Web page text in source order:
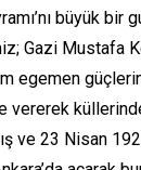
büyük bir
Gazi Mustafa
egemen
vererek
ve 23 Nisan